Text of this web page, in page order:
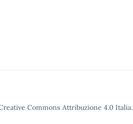
Commons Attribuzione 4.0 Italia.